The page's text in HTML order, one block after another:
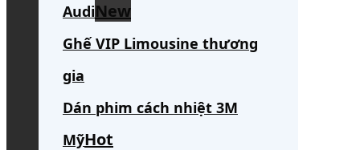
Audi
Ghế VIP Limousine thương
gia
Dán phim cách nhiệt 3M
Mỹ